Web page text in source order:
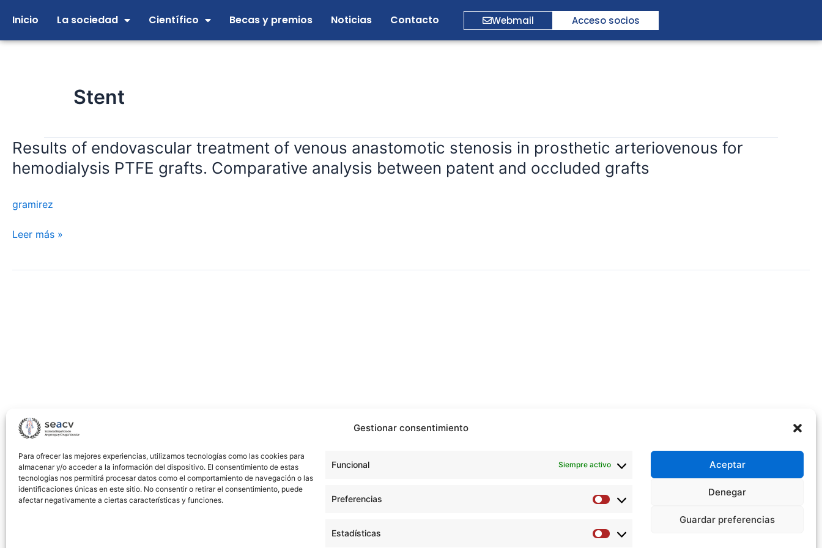
Gestionar consentimiento
Para ofrecer las mejores experiencias, utilizamos tecnologías como las cookies para
almacenar y/o acceder a la información del dispositivo. El consentimiento de estas
tecnologías nos permitirá procesar datos como el comportamiento de navegación o las
identificaciones únicas en este sitio. No consentir o retirar el consentimiento, puede
afectar negativamente a ciertas características y funciones.
Funcional Siempre activo
Preferencias
Preferencias
Estadísticas
Estadísticas
Aceptar
Denegar
Guardar preferencias
contenido
Inicio La sociedad Científico Becas y premios Noticias Contacto Webmail Acceso socios
Stent
Results of endovascular treatment of venous anastomotic stenosis in prosthetic arteriovenous for
hemodialysis PTFE grafts. Comparative analysis between patent and occluded grafts
gramirez
Results
of
endovascular
of
anastomotic
in
between
patent
occluded
grafts
Leer más »